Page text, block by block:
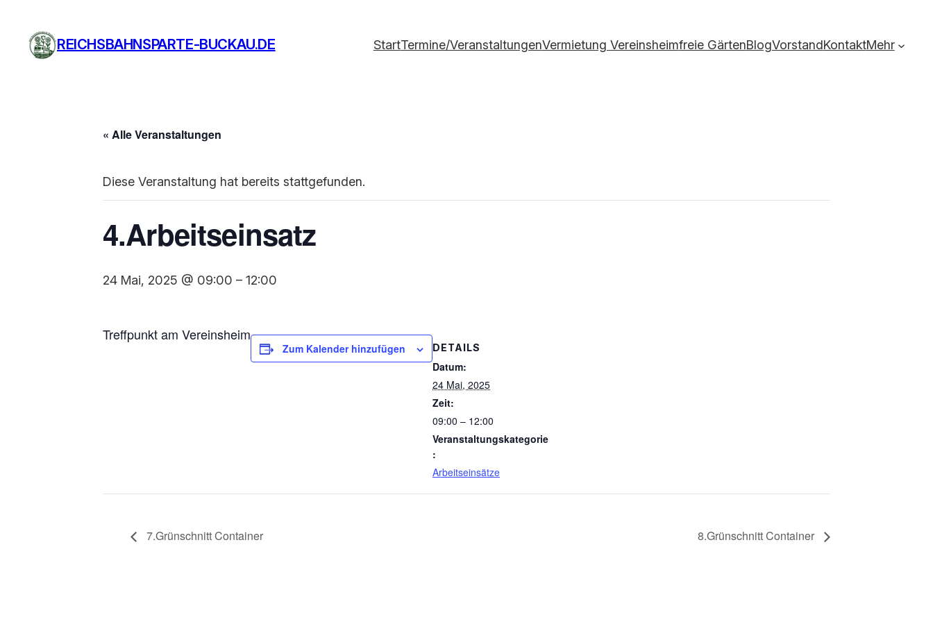
REICHSBAHNSPARTE-BUCKAU.DE StartTermine/VeranstaltungenVermietung Vereinsheimfreie GärtenBlogVorstandKontaktMehr
« Alle Veranstaltungen
Diese Veranstaltung hat bereits stattgefunden.
4.Arbeitseinsatz
24 Mai, 2025 @ 09:00 – 12:00
Treffpunkt am Vereinsheim
Zum Kalender hinzufügen DETAILS
Datum:
24 Mai, 2025
Zeit:
09:00 – 12:00
Veranstaltungskategorie
:
Arbeitseinsätze
7.Grünschnitt Container 8.Grünschnitt Container